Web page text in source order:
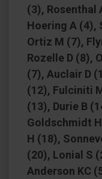
(3), Rosenthal
Hoering A (4),
Ortiz M (7),
Rozelle D (8),
(7), Auclair D
(12), Fulciniti
(13), Durie B
Goldschmidt
H (18),
(20), Lonial S
Anderson KC